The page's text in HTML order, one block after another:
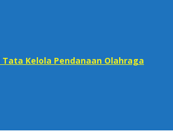
Kelola Pendanaan Olahraga